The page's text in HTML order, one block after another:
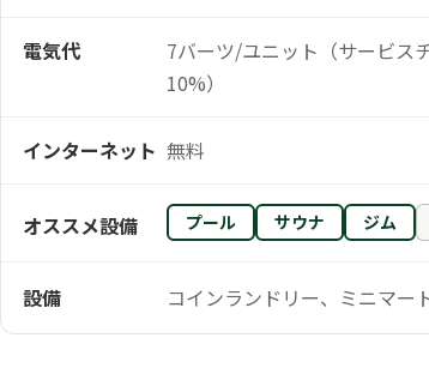
電気代
7バーツ/ユニット（サービス
10%）
インターネット 無料
オススメ設備 プール サウナ ジム
設備 コインランドリー、ミニマー